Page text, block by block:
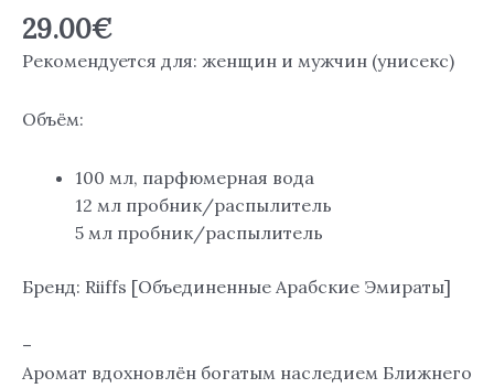
29.00€
Рекомендуется для: женщин и мужчин (унисекс)
Объём:
100 мл, парфюмерная вода
12 мл пробник/распылитель
5 мл пробник/распылитель
Бренд: Riiffs [Объединенные Арабские Эмираты]
–
Аромат вдохновлён богатым наследием Ближнего